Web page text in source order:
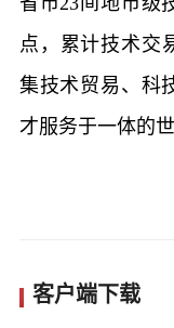
点，累计技术交
集技术贸易、科
才服务于一体的
客户端下载